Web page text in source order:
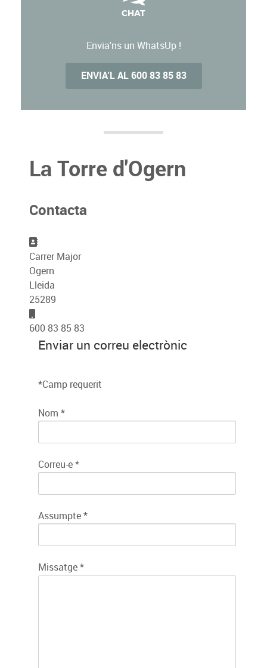
CHAT
Envia'ns un WhatsUp !
ENVIA'L AL 600 83 85 83
La Torre d'Ogern
Contacta
Adreça
Carrer Major
Ogern
Lleida
25289
Mòbil
600 83 85 83
Enviar un correu electrònic
*Camp requerit
Nom *
Correu-e *
Assumpte *
Missatge *